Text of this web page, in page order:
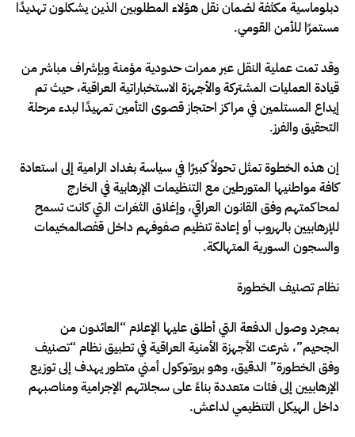
دبلوماسية مكثفة لضمان نقل هؤلاء المطلوبين الذين يشكلون تهديدًا
مستمرًا للأمن القومي.
وقد تمت عملية النقل عبر ممرات حدودية مؤمنة وبإشراف مباشر من
قيادة العمليات المشتركة والأجهزة الاستخباراتية العراقية، حيث تم
إيداع المستلمين في مراكز احتجاز قصوى التأمين تمهيدًا لبدء مرحلة
التحقيق والفرز.
إن هذه الخطوة تمثل تحولاً كبيرًا في سياسة بغداد الرامية إلى استعادة
كافة مواطنيها المتورطين مع التنظيمات الإرهابية في الخارج
لمحاكمتهم وفق القانون العراقي، وإغلاق الثغرات التي كانت تسمح
للإرهابيين بالهروب أو إعادة تنظيم صفوفهم داخل قفصالمخيمات
والسجون السورية المتهالكة.
نظام تصنيف الخطورة
بمجرد وصول الدفعة التي أطلق عليها الإعلام “العائدون من
الجحيم”، شرعت الأجهزة الأمنية العراقية في تطبيق نظام “تصنيف
وفق الخطورة” الدقيق، وهو بروتوكول أمني متطور يهدف إلى توزيع
الإرهابيين إلى فئات متعددة بناءً على سجلاتهم الإجرامية ومناصبهم
داخل الهيكل التنظيمي لداعش.